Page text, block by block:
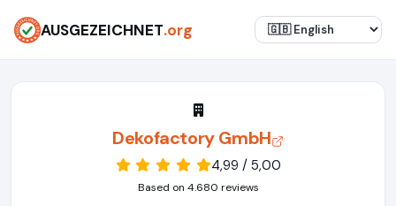
AUSGEZEICHNET.org
Dekofactory GmbH
4,99 / 5,00
Based on 4.680 reviews